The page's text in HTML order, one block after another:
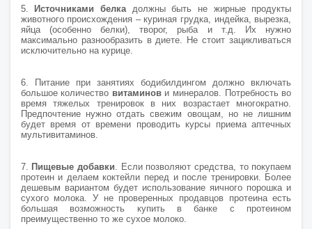
5. Источниками белкадолжны быть не жирные продукты
животного происхождения – куриная грудка, индейка, вырезка,
яйца (особенно белки), творог, рыба и т.д. Их нужно
максимально разнообразить в диете. Не стоит зацикливаться
исключительно на курице.
6. Питание при занятиях бодибилдингом должно включать
большое количество витаминови минералов. Потребность во
время тяжелых тренировок в них возрастает многократно.
Предпочтение нужно отдать свежим овощам, но не лишним
будет время от времени проводить курсы приема аптечных
мультивитаминов.
7. Пищевые добавки. Если позволяют средства, то покупаем
протеин и делаем коктейли перед и после тренировки. Более
дешевым вариантом будет использование яичного порошка и
сухого молока. У не проверенных продавцов протеина есть
большая возможность купить в банке с протеином
преимущественно то же сухое молоко.